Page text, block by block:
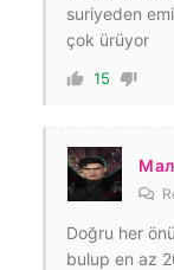
suriyeden
çok ürüyor
15
Doğru her
bulup en az